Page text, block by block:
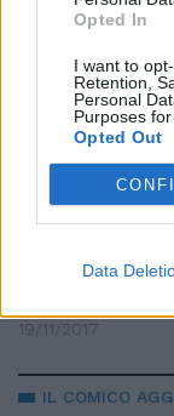
Opted In
I want to
Retention,
Personal
Purposes
Opted Out
Data
Crozza-
d'Aosta la
Domopak..."
06/10/2019
L'ADDIO DEL
Crozza fa
19/11/2017
IL COMICO